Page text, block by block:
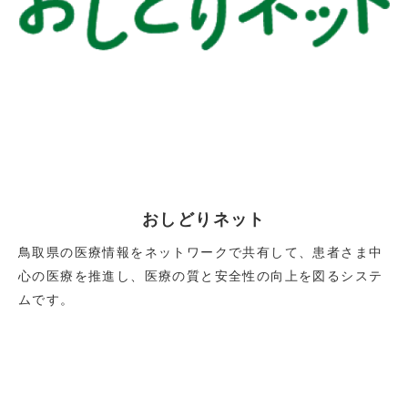
おしどりネット
鳥取県の医療情報をネットワークで共有して、患者さま中
心の医療を推進し、医療の質と安全性の向上を図るシステ
ムです。